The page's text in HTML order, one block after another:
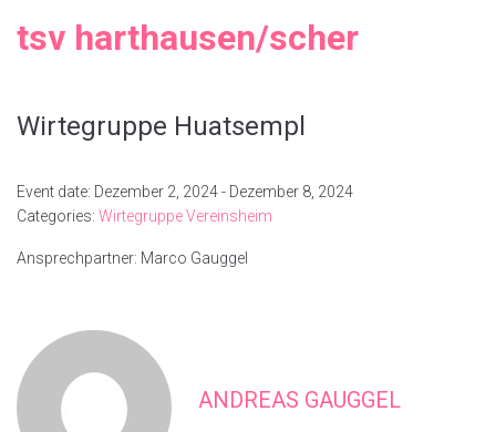
tsv harthausen/scher
Wirtegruppe Huatsempl
Event date: Dezember 2, 2024 - Dezember 8, 2024
Categories: Wirtegruppe Vereinsheim
Ansprechpartner: Marco Gauggel
ANDREAS GAUGGEL